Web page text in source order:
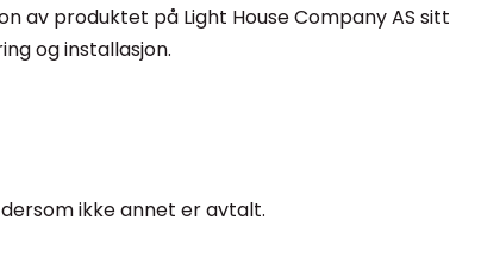
av produktet på Light House Company AS sitt
og installasjon.
ikke annet er avtalt.